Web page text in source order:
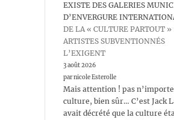
EXISTE DES GALERIES
D’ENVERGURE
DE LA « CULTURE PARTOUT »
ARTISTES SUBVENTIONNÉS
L’EXIGENT
3 août 2026
par nicole Esterolle
Mais attention ! pas
culture, bien sûr… C’est Jack
avait décrété que la culture